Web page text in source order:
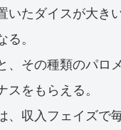
いたダイスが大き
。
、その種類のパロ
をもらえる。
、収入フェイズで